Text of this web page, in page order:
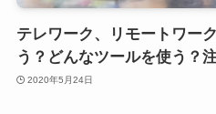
テレワーク、リモートワー
う？どんなツールを使う？
2020年5月24日